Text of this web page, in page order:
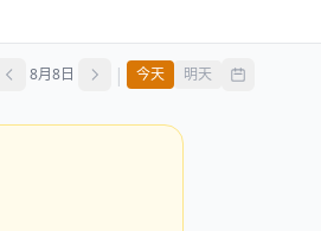
8月8日 | 今天 明天